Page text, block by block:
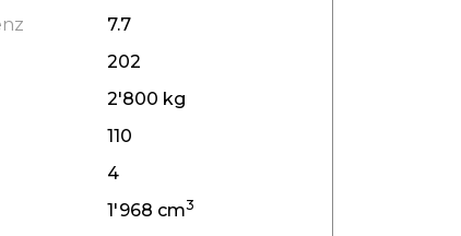
7.7
202
2'800 kg
110
4
1'968 cm3